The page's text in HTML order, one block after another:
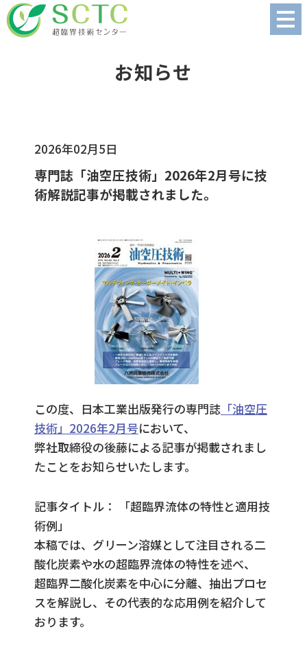
お知らせ
2026年02月5日
専門誌「油空圧技術」2026年2月号に技
術解説記事が掲載されました。
この度、日本工業出版発行の専門誌 「油空圧
技術」2026年2月号において、
弊社取締役の後藤による記事が掲載されまし
たことをお知らせいたします。
記事タイトル： 「超臨界流体の特性と適用技
術例」
本稿では、グリーン溶媒として注目される二
酸化炭素や水の超臨界流体の特性を述べ、
超臨界二酸化炭素を中心に分離、抽出プロセ
スを解説し、その代表的な応用例を紹介して
おります。